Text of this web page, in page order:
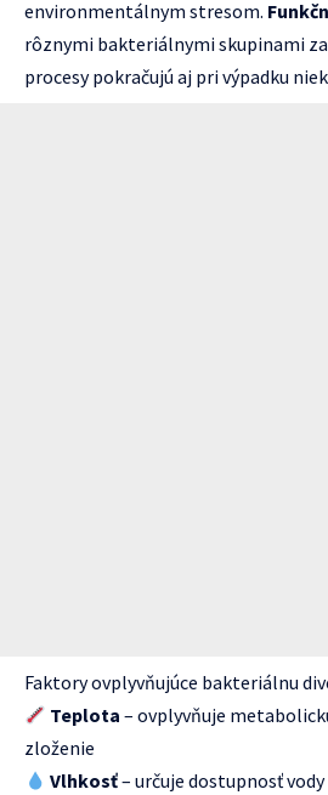
environmentálnym stresom.
rôznymi bakteriálnymi skupinami
procesy pokračujú aj pri výpadku
Faktory ovplyvňujúce bakteriálnu
Teplota – ovplyvňuje
zloženie
Vlhkosť– určuje dostupnosť